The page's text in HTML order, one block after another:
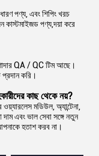
পণ্য, এবং শিপিং খরচ
কাস্টমাইজড পণ্য,দয়া করে
QA / QC টিম আছে।
করি।
কাছ থেকে নয়?
মডিউল, অ্যান্টেনা,
এবং ভাল সেবা সঙ্গে নতুন
হতাশ করব না।